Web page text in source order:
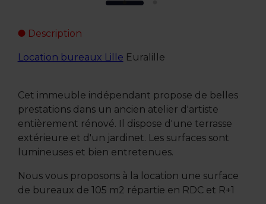
Description
Location bureaux Lille Euralille
Cet immeuble indépendant propose de belles
prestations dans un ancien atelier d'artiste
entièrement rénové. Il dispose d'une terrasse
extérieure et d'un jardinet. Les surfaces sont
lumineuses et bien entretenues.
Nous vous proposons à la location une surface
de bureaux de 105 m2 répartie en RDC et R+1